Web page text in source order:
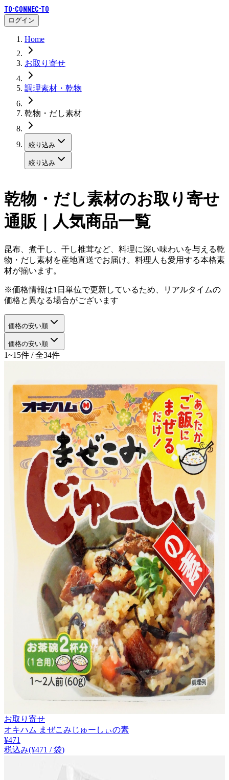
To-Connec-TO
ログイン
Home
お取り寄せ
調理素材・乾物
乾物・だし素材
絞り込み
絞り込み
乾物・だし素材のお取り寄せ
通販｜人気商品一覧
昆布、煮干し、干し椎茸など、料理に深い味わいを与える乾
物・だし素材を産地直送でお届け。料理人も愛用する本格素
材が揃います。
※価格情報は1日単位で更新しているため、リアルタイムの
価格と異なる場合がございます
価格の安い順
価格の安い順
1~15件 / 全34件
お取り寄せ
オキハム まぜこみじゅーしぃの素
¥471
税込み(¥471 / 袋)